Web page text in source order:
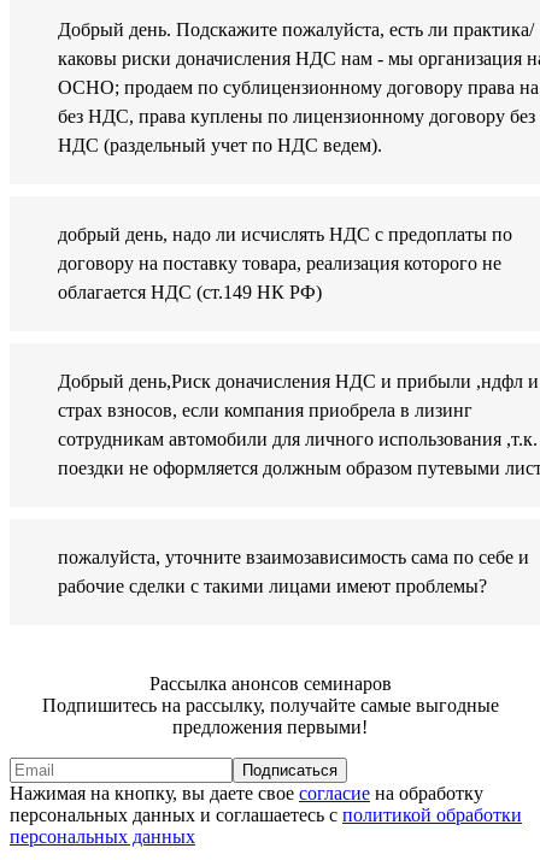
Добрый день. Подскажите пожалуйста, есть ли практика/
каковы риски доначисления НДС нам - мы организация
ОСНО; продаем по сублицензионному договору права
без НДС, права куплены по лицензионному договору без
НДС (раздельный учет по НДС ведем).
добрый день, надо ли исчислять НДС с предоплаты по
договору на поставку товара, реализация которого не
облагается НДС (ст.149 НК РФ)
Добрый день,Риск доначисления НДС и прибыли ,ндфл и
страх взносов, если компания приобрела в лизинг
сотрудникам автомобили для личного использования ,т.к.
поездки не оформляется должным образом путевыми
пожалуйста, уточните взаимозависимость сама по себе и
рабочие сделки с такими лицами имеют проблемы?
Рассылка анонсов семинаров
Подпишитесь на рассылку, получайте самые выгодные
предложения первыми!
Подписаться
Нажимая на кнопку, вы даете свое согласие на обработку
персональных данных и соглашаетесь с политикой обработки
персональных данных